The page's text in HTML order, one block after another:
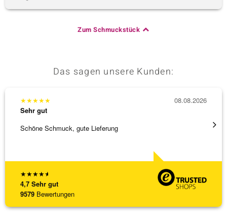
Zum Schmuckstück
Das sagen unsere Kunden:
★★★★★
4,7 Sehr gut
9579 Bewertungen
★★★★★
Sehr gut
Schöne Schmuck, gute Lieferung
08.08.2026